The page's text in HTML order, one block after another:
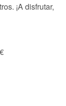
¡A disfrutar,